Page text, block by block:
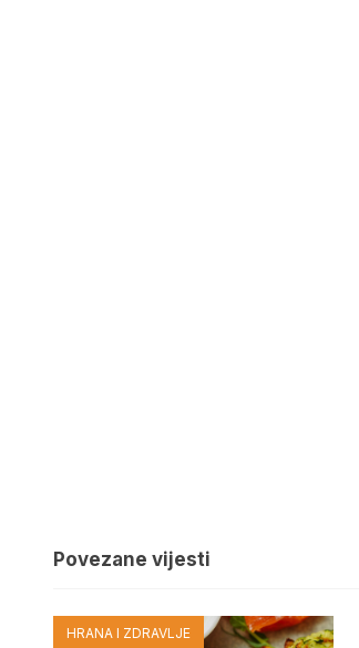
Povezane vijesti
HRANA I ZDRAVLJE